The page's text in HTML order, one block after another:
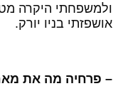
היקרה
בניו יורק.
פרחיה מה את